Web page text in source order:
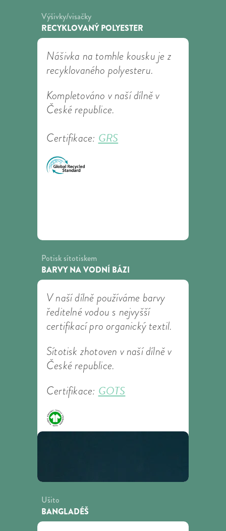
Výšivky/visačky
RECYKLOVANÝ POLYESTER
Nášivka na tomhle kousku je z
recyklovaného polyesteru.
Kompletováno v naší dílně v
České republice.
Certifikace: GRS
Potisk sítotiskem
BARVY NA VODNÍ BÁZI
V naší dílně používáme barvy
ředitelné vodou s nejvyšší
certifikací pro organický textil.
Sítotisk zhotoven v naší dílně v
České republice.
Certifikace: GOTS
Ušito
BANGLADÉŠ